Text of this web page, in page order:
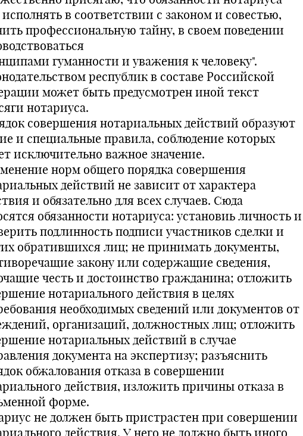
исполнять в соответствии с законом и совестью,
профессиональную тайну, в своем поведении
гуманности и уважения к человеку".
республик в составе Российской
может быть предусмотрен иной текст
нотариуса.
совершения нотариальных действий образуют
и специальные правила, соблюдение которых
исключительно важное значение.
норм общего порядка совершения
действий не зависит от характера
и обязательно для всех случаев. Сюда
обязанности нотариуса: установиь личность и
подлинность подписи участников сделки и
обратившихся лиц; не принимать документы,
закону или содержащие сведения,
честь и достоинство гражданина; отложить
нотариального действия в целях
необходимых сведений или документов от
организаций, должностных лиц; отложить
нотариальных действий в случае
документа на экспертизу; разъяснить
обжалования отказа в совершении
действия, изложить причины отказа в
форме.
не должен быть пристрастен при совершении
действия. У него не должно быть иного